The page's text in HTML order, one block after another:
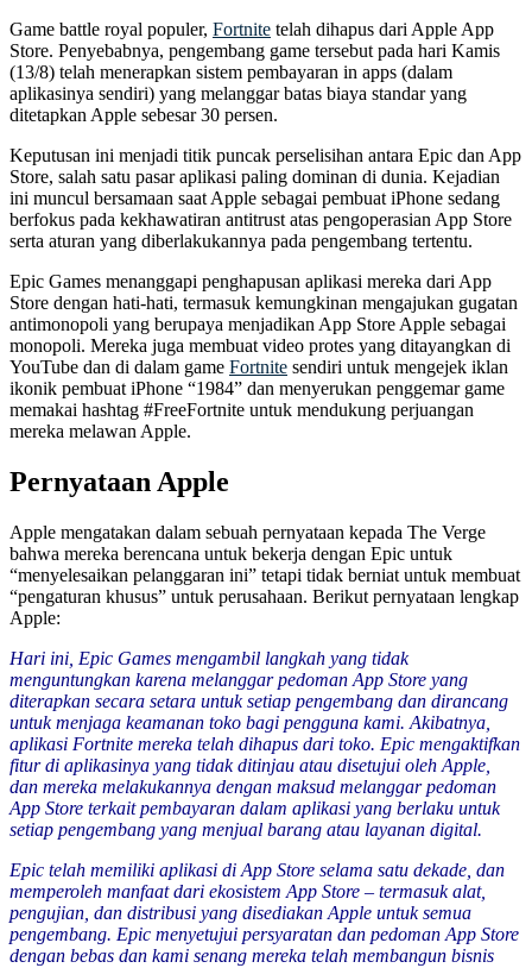
Game battle royal populer, Fortnite telah dihapus dari Apple App
Store. Penyebabnya, pengembang game tersebut pada hari Kamis
(13/8) telah menerapkan sistem pembayaran in apps (dalam
aplikasinya sendiri) yang melanggar batas biaya standar yang
ditetapkan Apple sebesar 30 persen.
Keputusan ini menjadi titik puncak perselisihan antara Epic dan App
Store, salah satu pasar aplikasi paling dominan di dunia. Kejadian
ini muncul bersamaan saat Apple sebagai pembuat iPhone sedang
berfokus pada kekhawatiran antitrust atas pengoperasian App Store
serta aturan yang diberlakukannya pada pengembang tertentu.
Epic Games menanggapi penghapusan aplikasi mereka dari App
Store dengan hati-hati, termasuk kemungkinan mengajukan gugatan
antimonopoli yang berupaya menjadikan App Store Apple sebagai
monopoli. Mereka juga membuat video protes yang ditayangkan di
YouTube dan di dalam game Fortnite sendiri untuk mengejek iklan
ikonik pembuat iPhone “1984” dan menyerukan penggemar game
memakai hashtag #FreeFortnite untuk mendukung perjuangan
mereka melawan Apple.
Pernyataan Apple
Apple mengatakan dalam sebuah pernyataan kepada The Verge
bahwa mereka berencana untuk bekerja dengan Epic untuk
“menyelesaikan pelanggaran ini” tetapi tidak berniat untuk membuat
“pengaturan khusus” untuk perusahaan. Berikut pernyataan lengkap
Apple:
Hari ini, Epic Games mengambil langkah yang tidak
menguntungkan karena melanggar pedoman App Store yang
diterapkan secara setara untuk setiap pengembang dan dirancang
untuk menjaga keamanan toko bagi pengguna kami. Akibatnya,
aplikasi Fortnite mereka telah dihapus dari toko. Epic mengaktifkan
fitur di aplikasinya yang tidak ditinjau atau disetujui oleh Apple,
dan mereka melakukannya dengan maksud melanggar pedoman
App Store terkait pembayaran dalam aplikasi yang berlaku untuk
setiap pengembang yang menjual barang atau layanan digital.
Epic telah memiliki aplikasi di App Store selama satu dekade, dan
memperoleh manfaat dari ekosistem App Store – termasuk alat,
pengujian, dan distribusi yang disediakan Apple untuk semua
pengembang. Epic menyetujui persyaratan dan pedoman App Store
dengan bebas dan kami senang mereka telah membangun bisnis